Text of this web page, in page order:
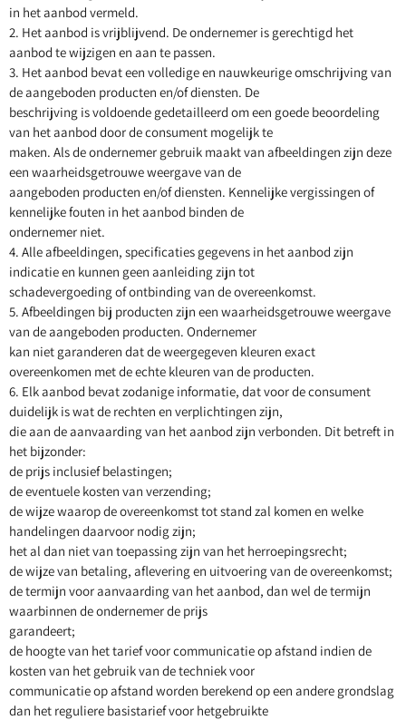
in het aanbod vermeld.
2. Het aanbod is vrijblijvend. De ondernemer is gerechtigd het
aanbod te wijzigen en aan te passen.
3. Het aanbod bevat een volledige en nauwkeurige omschrijving van
de aangeboden producten en/of diensten. De
beschrijving is voldoende gedetailleerd om een goede beoordeling
van het aanbod door de consument mogelijk te
maken. Als de ondernemer gebruik maakt van afbeeldingen zijn deze
een waarheidsgetrouwe weergave van de
aangeboden producten en/of diensten. Kennelijke vergissingen of
kennelijke fouten in het aanbod binden de
ondernemer niet.
4. Alle afbeeldingen, specificaties gegevens in het aanbod zijn
indicatie en kunnen geen aanleiding zijn tot
schadevergoeding of ontbinding van de overeenkomst.
5. Afbeeldingen bij producten zijn een waarheidsgetrouwe weergave
van de aangeboden producten. Ondernemer
kan niet garanderen dat de weergegeven kleuren exact
overeenkomen met de echte kleuren van de producten.
6. Elk aanbod bevat zodanige informatie, dat voor de consument
duidelijk is wat de rechten en verplichtingen zijn,
die aan de aanvaarding van het aanbod zijn verbonden. Dit betreft in
het bijzonder:
de prijs inclusief belastingen;
de eventuele kosten van verzending;
de wijze waarop de overeenkomst tot stand zal komen en welke
handelingen daarvoor nodig zijn;
het al dan niet van toepassing zijn van het herroepingsrecht;
de wijze van betaling, aflevering en uitvoering van de overeenkomst;
de termijn voor aanvaarding van het aanbod, dan wel de termijn
waarbinnen de ondernemer de prijs
garandeert;
de hoogte van het tarief voor communicatie op afstand indien de
kosten van het gebruik van de techniek voor
communicatie op afstand worden berekend op een andere grondslag
dan het reguliere basistarief voor hetgebruikte